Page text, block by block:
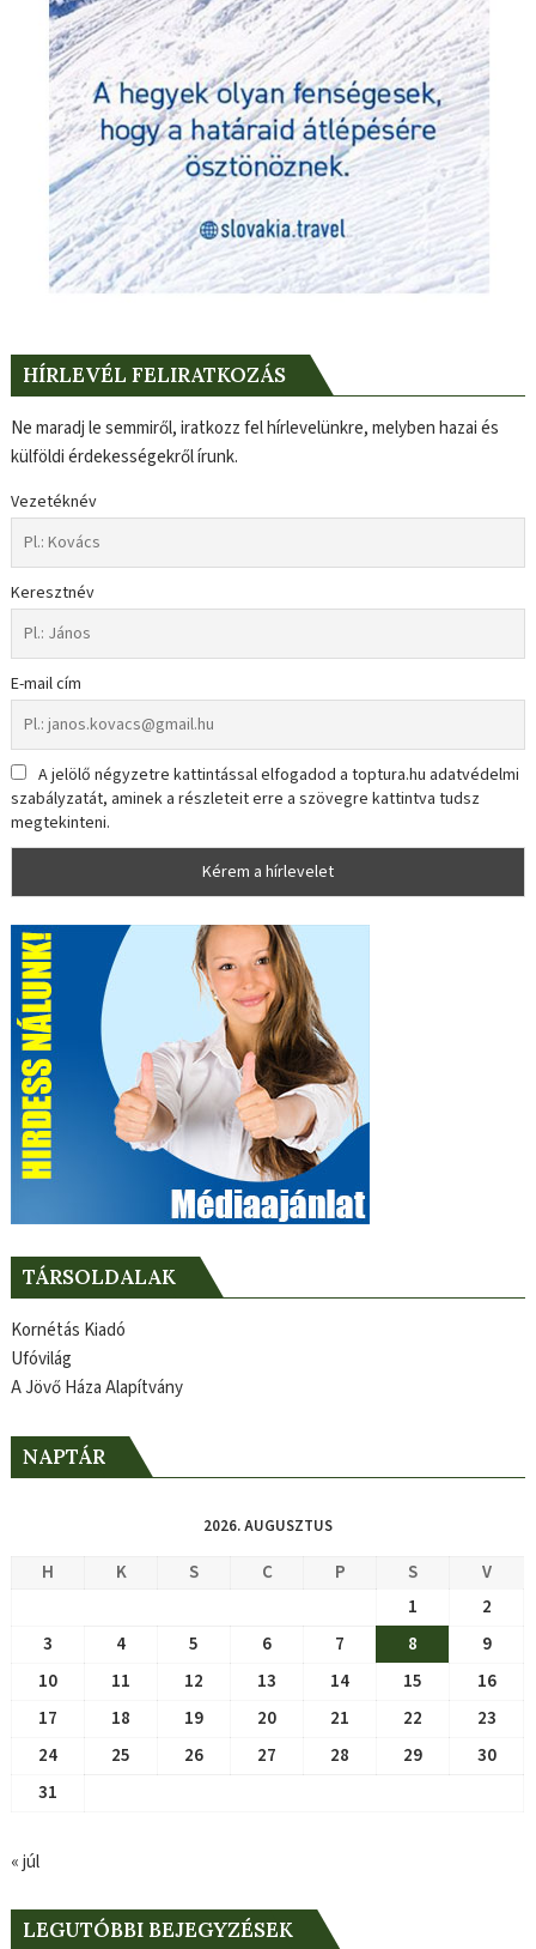
HÍRLEVÉL FELIRATKOZÁS
Ne maradj le semmiről, iratkozz fel hírlevelünkre, melyben hazai és
külföldi érdekességekről írunk.
Vezetéknév
Keresztnév
E-mail cím
A jelölő négyzetre kattintással elfogadod a toptura.hu adatvédelmi
szabályzatát, aminek a részleteit erre a szövegre kattintva tudsz
megtekinteni.
TÁRSOLDALAK
Kornétás Kiadó
Ufóvilág
A Jövő Háza Alapítvány
NAPTÁR
2026. AUGUSZTUS
H K S C P S
V
1
2
3
4 5 6 7 8
9
10
11 12 13 14 15
16
17
18 19 20 21 22
23
24
25 26 27 28 29
30
31
« júl
LEGUTÓBBI BEJEGYZÉSEK